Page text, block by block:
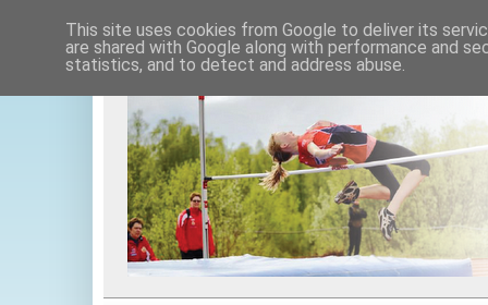
This site uses cookies from Google to deliver its
are shared with Google along with performance and
statistics, and to detect and address abuse.